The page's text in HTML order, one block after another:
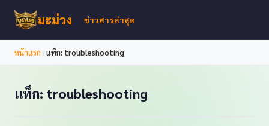
มะม่วง ข่าวสารล่าสุด
หน้าแรก แท็ก: troubleshooting
แท็ก: troubleshooting